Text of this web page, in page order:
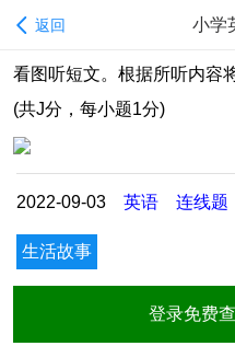
返回 小学
看图听短文。根据所听内容
(共J分，每小题1分)
2022-09-03 英语 连线题
生活故事
登录免费